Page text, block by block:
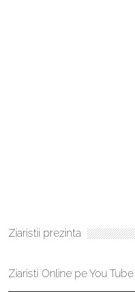
Ziaristii prezinta
Ziaristi Online pe You Tube